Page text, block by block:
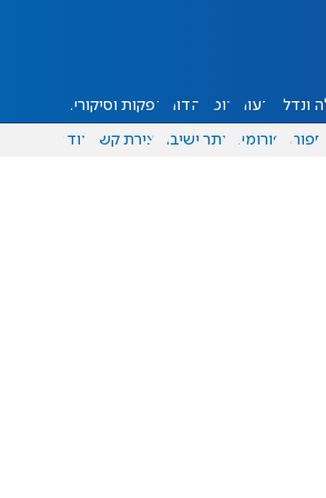
ונדל"ן דעות אוכל יהדות הפקות וסיקורים
ספורט פורומים אתר ישיבה יצירת קשר עוד